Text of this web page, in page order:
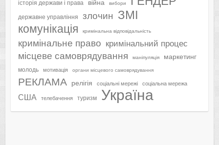
історія держави і права війна вибори
державне управління злочин ЗМІ
комунікація кримінальна відповідальність
кримінальне право кримінальний процес
місцеве самоврядування маніпуляція маркетинг
молодь мотивація органи місцевого самоврядування
РЕКЛАМА релігія соціальні мережі соціальна мережа
США телебачення туризм Україна